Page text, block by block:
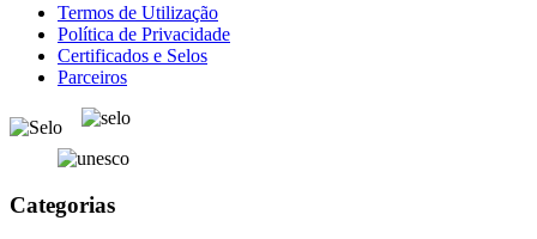
Termos de Utilização
Política de Privacidade
Certificados e Selos
Parceiros
Categorias